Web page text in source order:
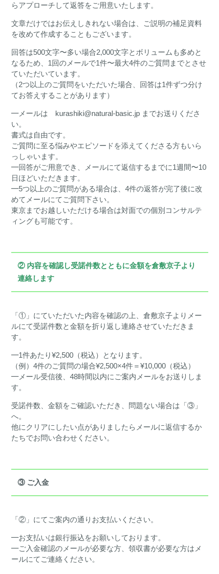
らアプローチして返答をご用意いたします。
文章だけではお伝えしきれない場合は、ご説明の補足資料
を改めて作成することもございます。
回答は500文字〜多い場合2,000文字とボリュームも多めと
なるため、1回のメールで1件〜最大4件のご質問までとさせ
ていただいています。
（2つ以上のご質問をいただいた場合、回答は1件ずつ分け
てお答えすることがあります）
━メールは kurashiki@natural-basic.jp までお送りくださ
い。
書式は自由です。
ご質問に至る悩みやエピソードを添えてくださる方もいら
っしゃいます。
━回答がご用意でき、メールにて返信するまでに1週間〜10
日ほどいただきます。
━5つ以上のご質問がある場合は、4件の返答が完了後に改
めてメールにてご質問下さい。
東京までお越しいただける場合は対面での個別コンサルテ
ィングも可能です。
② 内容を確認し受諾件数とともに金額を倉敷京子より
連絡します
「①」にていただいた内容を確認の上、倉敷京子よりメー
ルにて受諾件数と金額を折り返し連絡させていただきま
す。
━1件あたり¥2,500（税込）となります。
（例）4件のご質問の場合¥2,500×4件＝¥10,000（税込）
━メール受信後、48時間以内にご案内メールをお送りしま
す。
受諾件数、金額をご確認いただき、問題ない場合は「③」
へ。
他にクリアにしたい点がありましたらメールに返信するか
たちでお問い合わせください。
③ ご入金
「②」にてご案内の通りお支払いください。
━お支払いは銀行振込をお願いしております。
━ご入金確認のメールが必要な方、領収書が必要な方はメ
ールにてご連絡ください。